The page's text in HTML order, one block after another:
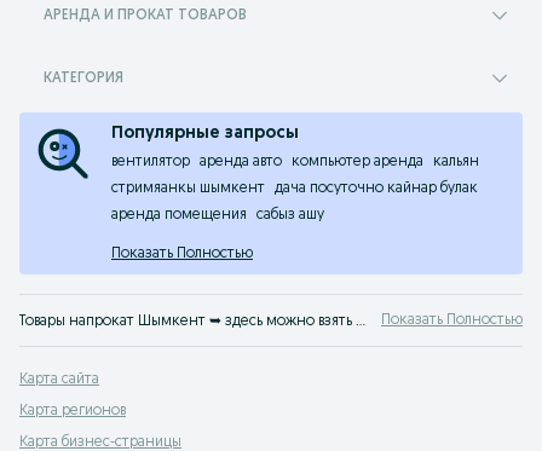
АРЕНДА И ПРОКАТ ТОВАРОВ
КАТЕГОРИЯ
Популярные запросы
вентилятор аренда авто компьютер аренда
кальян
стримяанкы шымкент
дача посуточно кайнар булак
аренда помещения
сабыз ашу
Показать Полностью
Товары напрокат Шымкент ➥ здесь можно взять или сдать в аренду абсолютно любую вещь. Прокат: авто, спецтехники, инструментов и оборудования, товаров для мероприятий и многого другого. На OLX.kz Шымкент найдется все! Показать Полностью
Карта сайта
Карта регионов
Карта бизнес-страницы